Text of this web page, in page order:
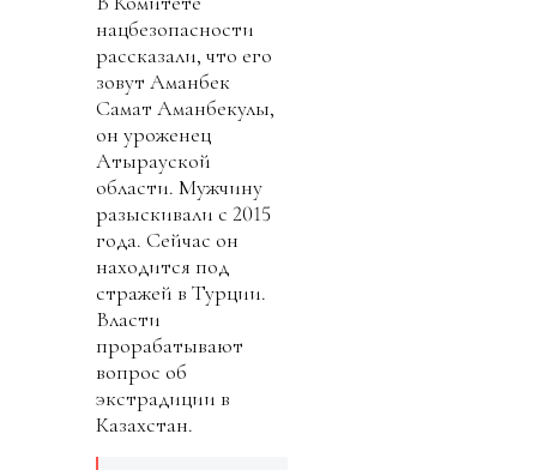
нацбезопасности
рассказали, что его
зовут Аманбек
Самат Аманбекулы,
он уроженец
Атырауской
области. Мужчину
разыскивали с 2015
года. Сейчас он
находится под
стражей в Турции.
Власти
прорабатывают
вопрос об
экстрадиции в
Казахстан.